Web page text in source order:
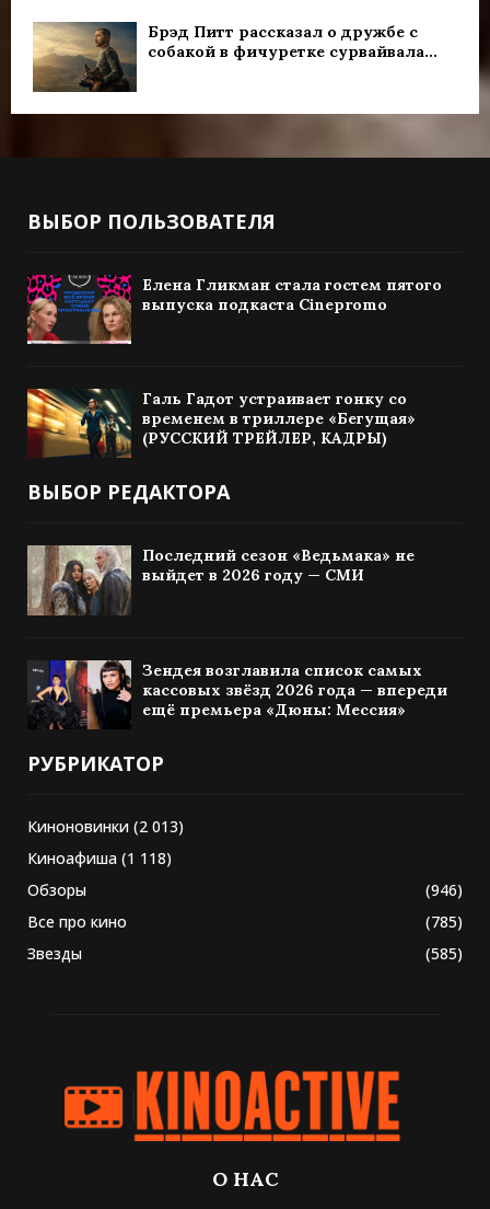
Брэд Питт рассказал о дружбе с
собакой в фичуретке сурвайвала...
ВЫБОР ПОЛЬЗОВАТЕЛЯ
Елена Гликман стала гостем пятого
выпуска подкаста Cinepromo
Галь Гадот устраивает гонку со
временем в триллере «Бегущая»
(РУССКИЙ ТРЕЙЛЕР, КАДРЫ)
ВЫБОР РЕДАКТОРА
Последний сезон «Ведьмака» не
выйдет в 2026 году — СМИ
Зендея возглавила список самых
кассовых звёзд 2026 года — впереди
ещё премьера «Дюны: Мессия»
РУБРИКАТОР
Киноновинки (2 013)
Киноафиша (1 118)
Обзоры
(946)
Все про кино
(785)
Звезды
(585)
О НАС